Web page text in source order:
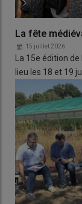
La fête
15 juillet 2026
La 15e édition
lieu les 18 et 19